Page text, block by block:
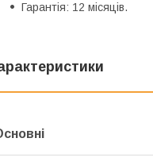
Гарантія: 12 місяців.